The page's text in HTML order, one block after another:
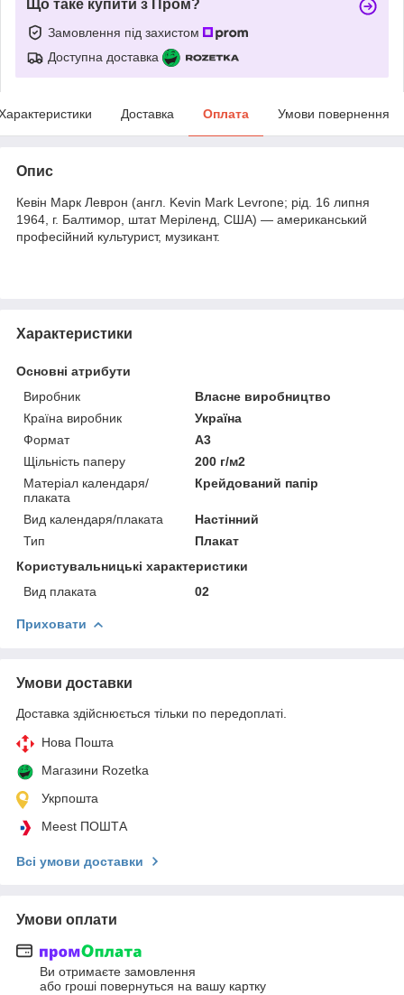
Що таке купити з Пром?
Замовлення під захистом
Доступна доставка
Доставка Оплата Умови повернення
Опис
Кевін Марк Леврон (англ. Kevin Mark Levrone; рід. 16 липня
1964, г. Балтимор, штат Меріленд, США) — американський
професійний культурист, музикант.
Характеристики
Основні атрибути
Виробник
Власне виробництво
Країна виробник
Україна
Формат
A3
Щільність паперу
200 г/м2
Матеріал календаря/
плаката
Крейдований папір
Вид календаря/плаката
Настінний
Тип
Плакат
Користувальницькі характеристики
Вид плаката
02
Приховати
Умови доставки
Доставка здійснюється тільки по передоплаті.
Нова Пошта
Магазини Rozetka
Укрпошта
Meest ПОШТА
Всі умови доставки
Умови оплати
Ви отримаєте замовлення
або гроші повернуться на вашу картку